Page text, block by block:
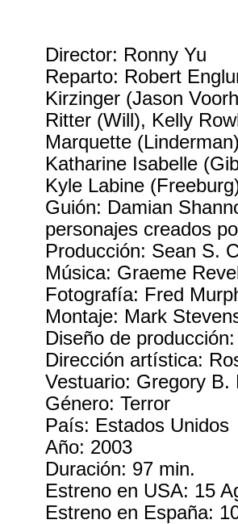
Director: Ronny Yu
Reparto: Robert
Kirzinger (Jason
Ritter (Will), Kelly
Marquette
Katharine Isabelle
Kyle Labine
Guión: Damian
personajes creados
Producción: Sean S.
Música: Graeme
Fotografía: Fred
Montaje: Mark
Diseño de
Dirección artística:
Vestuario: Gregory B.
Género: Terror
País: Estados Unidos
Año: 2003
Duración: 97 min.
Estreno en USA: 15
Estreno en España: